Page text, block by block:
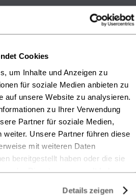
Cookies
um Inhalte und Anzeigen zu
für soziale Medien anbieten zu
auf unsere Website zu analysieren.
zu Ihrer Verwendung
Partner für soziale Medien,
weiter. Unsere Partner führen diese
mit weiteren Daten
bereitgestellt haben oder die sie
der Dienste gesammelt haben.
Details zeigen